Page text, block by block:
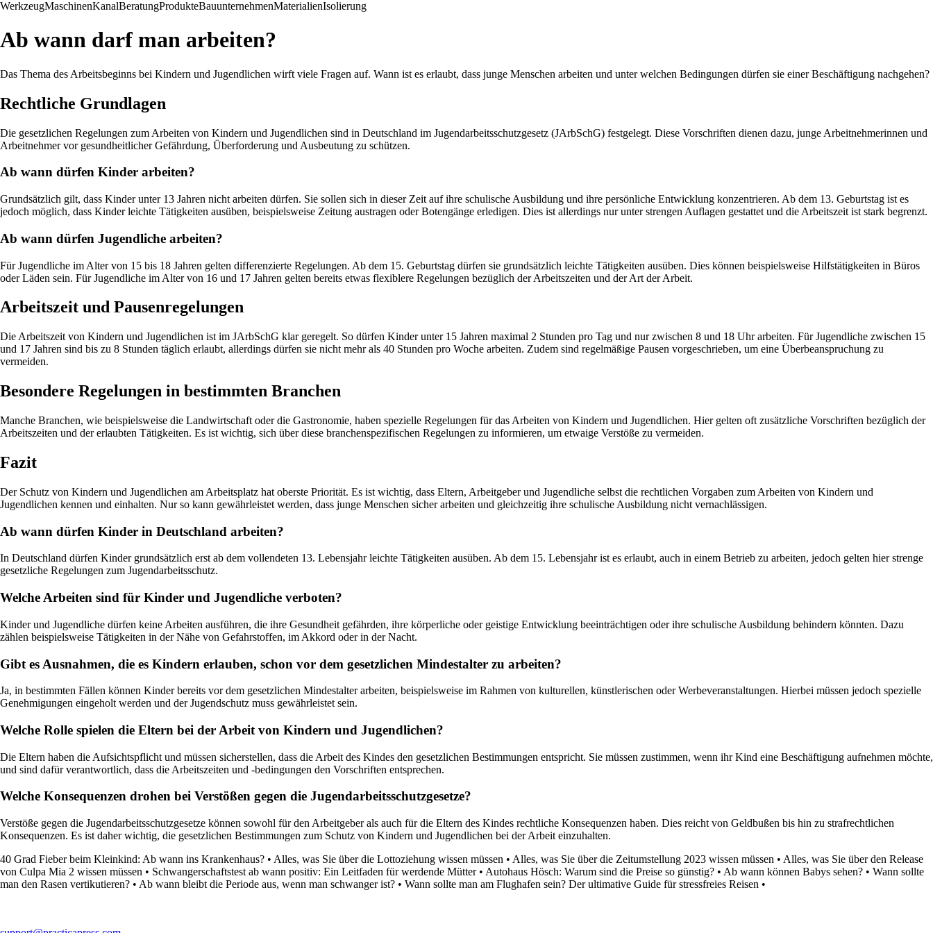
WerkzeugMaschinenKanalBeratungProdukteBauunternehmenMaterialienIsolierung
Ab wann darf man arbeiten?
Das Thema des Arbeitsbeginns bei Kindern und Jugendlichen wirft viele Fragen auf. Wann ist es erlaubt, dass junge Menschen arbeiten und unter welchen Bedingungen dürfen sie einer Beschäftigung nachgehen?
Rechtliche Grundlagen
Die gesetzlichen Regelungen zum Arbeiten von Kindern und Jugendlichen sind in Deutschland im Jugendarbeitsschutzgesetz (JArbSchG) festgelegt. Diese Vorschriften dienen dazu, junge Arbeitnehmerinnen und
Arbeitnehmer vor gesundheitlicher Gefährdung, Überforderung und Ausbeutung zu schützen.
Ab wann dürfen Kinder arbeiten?
Grundsätzlich gilt, dass Kinder unter 13 Jahren nicht arbeiten dürfen. Sie sollen sich in dieser Zeit auf ihre schulische Ausbildung und ihre persönliche Entwicklung konzentrieren. Ab dem 13. Geburtstag ist es
jedoch möglich, dass Kinder leichte Tätigkeiten ausüben, beispielsweise Zeitung austragen oder Botengänge erledigen. Dies ist allerdings nur unter strengen Auflagen gestattet und die Arbeitszeit ist stark begrenzt.
Ab wann dürfen Jugendliche arbeiten?
Für Jugendliche im Alter von 15 bis 18 Jahren gelten differenzierte Regelungen. Ab dem 15. Geburtstag dürfen sie grundsätzlich leichte Tätigkeiten ausüben. Dies können beispielsweise Hilfstätigkeiten in Büros
oder Läden sein. Für Jugendliche im Alter von 16 und 17 Jahren gelten bereits etwas flexiblere Regelungen bezüglich der Arbeitszeiten und der Art der Arbeit.
Arbeitszeit und Pausenregelungen
Die Arbeitszeit von Kindern und Jugendlichen ist im JArbSchG klar geregelt. So dürfen Kinder unter 15 Jahren maximal 2 Stunden pro Tag und nur zwischen 8 und 18 Uhr arbeiten. Für Jugendliche zwischen 15
und 17 Jahren sind bis zu 8 Stunden täglich erlaubt, allerdings dürfen sie nicht mehr als 40 Stunden pro Woche arbeiten. Zudem sind regelmäßige Pausen vorgeschrieben, um eine Überbeanspruchung zu
vermeiden.
Besondere Regelungen in bestimmten Branchen
Manche Branchen, wie beispielsweise die Landwirtschaft oder die Gastronomie, haben spezielle Regelungen für das Arbeiten von Kindern und Jugendlichen. Hier gelten oft zusätzliche Vorschriften bezüglich der
Arbeitszeiten und der erlaubten Tätigkeiten. Es ist wichtig, sich über diese branchenspezifischen Regelungen zu informieren, um etwaige Verstöße zu vermeiden.
Fazit
Der Schutz von Kindern und Jugendlichen am Arbeitsplatz hat oberste Priorität. Es ist wichtig, dass Eltern, Arbeitgeber und Jugendliche selbst die rechtlichen Vorgaben zum Arbeiten von Kindern und
Jugendlichen kennen und einhalten. Nur so kann gewährleistet werden, dass junge Menschen sicher arbeiten und gleichzeitig ihre schulische Ausbildung nicht vernachlässigen.
Ab wann dürfen Kinder in Deutschland arbeiten?
In Deutschland dürfen Kinder grundsätzlich erst ab dem vollendeten 13. Lebensjahr leichte Tätigkeiten ausüben. Ab dem 15. Lebensjahr ist es erlaubt, auch in einem Betrieb zu arbeiten, jedoch gelten hier strenge
gesetzliche Regelungen zum Jugendarbeitsschutz.
Welche Arbeiten sind für Kinder und Jugendliche verboten?
Kinder und Jugendliche dürfen keine Arbeiten ausführen, die ihre Gesundheit gefährden, ihre körperliche oder geistige Entwicklung beeinträchtigen oder ihre schulische Ausbildung behindern könnten. Dazu
zählen beispielsweise Tätigkeiten in der Nähe von Gefahrstoffen, im Akkord oder in der Nacht.
Gibt es Ausnahmen, die es Kindern erlauben, schon vor dem gesetzlichen Mindestalter zu arbeiten?
Ja, in bestimmten Fällen können Kinder bereits vor dem gesetzlichen Mindestalter arbeiten, beispielsweise im Rahmen von kulturellen, künstlerischen oder Werbeveranstaltungen. Hierbei müssen jedoch spezielle
Genehmigungen eingeholt werden und der Jugendschutz muss gewährleistet sein.
Welche Rolle spielen die Eltern bei der Arbeit von Kindern und Jugendlichen?
Die Eltern haben die Aufsichtspflicht und müssen sicherstellen, dass die Arbeit des Kindes den gesetzlichen Bestimmungen entspricht. Sie müssen zustimmen, wenn ihr Kind eine Beschäftigung aufnehmen möchte,
und sind dafür verantwortlich, dass die Arbeitszeiten und -bedingungen den Vorschriften entsprechen.
Welche Konsequenzen drohen bei Verstößen gegen die Jugendarbeitsschutzgesetze?
Verstöße gegen die Jugendarbeitsschutzgesetze können sowohl für den Arbeitgeber als auch für die Eltern des Kindes rechtliche Konsequenzen haben. Dies reicht von Geldbußen bis hin zu strafrechtlichen
Konsequenzen. Es ist daher wichtig, die gesetzlichen Bestimmungen zum Schutz von Kindern und Jugendlichen bei der Arbeit einzuhalten.
40 Grad Fieber beim Kleinkind: Ab wann ins Krankenhaus? • Alles, was Sie über die Lottoziehung wissen müssen • Alles, was Sie über die Zeitumstellung 2023 wissen müssen • Alles, was Sie über den Release
von Culpa Mia 2 wissen müssen • Schwangerschaftstest ab wann positiv: Ein Leitfaden für werdende Mütter• Autohaus Hösch: Warum sind die Preise so günstig? • Ab wann können Babys sehen? • Wann sollte
man den Rasen vertikutieren? • Ab wann bleibt die Periode aus, wenn man schwanger ist? • Wann sollte man am Flughafen sein? Der ultimative Guide für stressfreies Reisen •